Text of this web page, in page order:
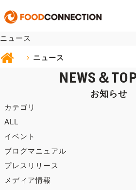
NEWS
ニュース
ニュース
NEWS＆
お知らせ
カテゴリ
ALL
イベント
ブログマニュアル
プレスリリース
メディア情報